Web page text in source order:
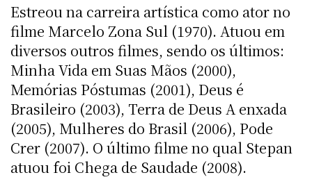
Estreou na carreira artística como ator no
filme Marcelo Zona Sul (1970). Atuou em
diversos outros filmes, sendo os últimos:
Minha Vida em Suas Mãos (2000),
Memórias Póstumas (2001), Deus é
Brasileiro (2003), Terra de Deus A enxada
(2005), Mulheres do Brasil (2006), Pode
Crer (2007). O último filme no qual Stepan
atuou foi Chega de Saudade (2008).